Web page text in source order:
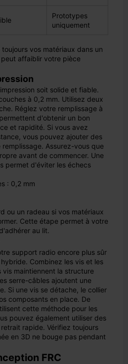
Prototypes
uniquement
vos matériaux dans un
affaiblir votre pièce
soit solide et fiable.
à 0,2 mm. Utilisez deux
Réglez votre remplissage à
d'obtenir un bon
et rapidité. Si vous avez
vous pouvez ajouter des
Assurez-vous que
avant de commencer. Une
permet d'éviter les échecs
: 0,2 mm
ou un radeau si vos matériaux
Cette étape permet à votre
au lit.
support radio encore plus sûr
Combinez les vis et les
vis maintiennent la structure
serre-câbles ajoutent une
Si une vis se détache, le collier
composants en place. De
cette méthode pour les
pouvez également utiliser des
rapide. Vérifiez toujours
en 3D ne bouge pas pendant
FRC